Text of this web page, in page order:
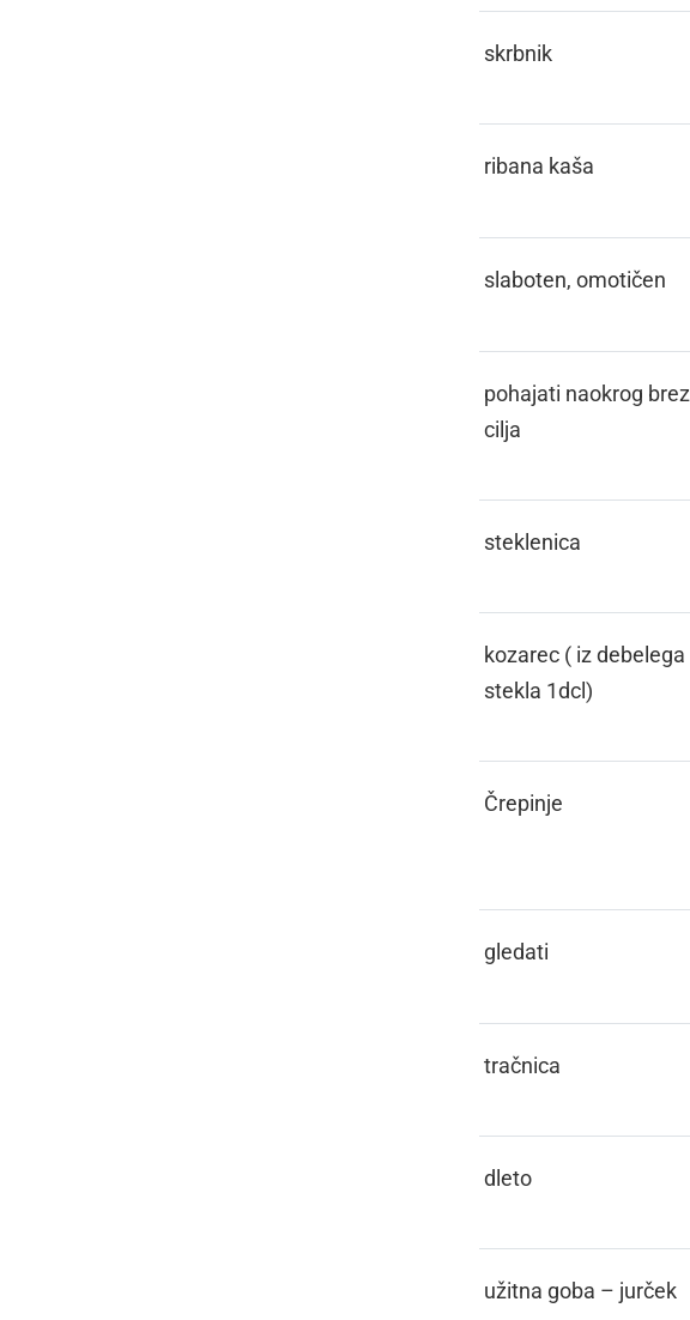
skrbnik
ribana kaša
slaboten, omotičen
pohajati naokrog brez
cilja
steklenica
kozarec ( iz debelega
stekla 1dcl)
Črepinje
gledati
tračnica
dleto
užitna goba – jurček